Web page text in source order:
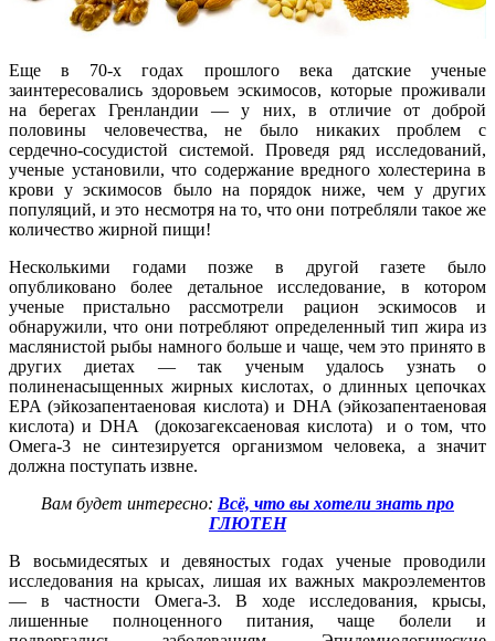
Еще в 70-х годах прошлого века датские ученые
заинтересовались здоровьем эскимосов, которые проживали
на берегах Гренландии — у них, в отличие от доброй
половины человечества, не было никаких проблем с
сердечно-сосудистой системой. Проведя ряд исследований,
ученые установили, что содержание вредного холестерина в
крови у эскимосов было на порядок ниже, чем у других
популяций, и это несмотря на то, что они потребляли такое же
количество жирной пищи!
Несколькими годами позже в другой газете было
опубликовано более детальное исследование, в котором
ученые пристально рассмотрели рацион эскимосов и
обнаружили, что они потребляют определенный тип жира из
маслянистой рыбы намного больше и чаще, чем это принято в
других диетах — так ученым удалось узнать о
полиненасыщенных жирных кислотах, о длинных цепочках
EPA (эйкозапентаеновая кислота)и DHA (эйкозапентаеновая
кислота) и DHA (докозагексаеновая кислота) и о том, что
Омега-3 не синтезируется организмом человека, а значит
должна поступать извне.
Вам будет интересно: Всё, что вы хотели знать про
ГЛЮТЕН
В восьмидесятых и девяностых годах ученые проводили
исследования на крысах, лишая их важных макроэлементов
— в частности Омега-3. В ходе исследования, крысы,
лишенные полноценного питания, чаще болели и